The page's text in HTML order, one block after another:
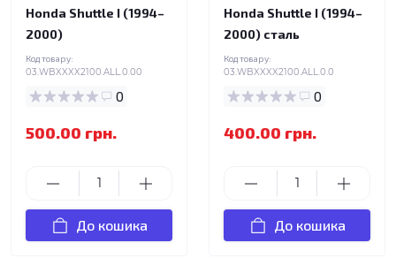
Honda Shuttle I (1994–
2000)
Код товару:
03.WBXXXX2100.ALL.0.00
0
500.00 грн.
До кошика
Honda Shuttle I (1994–
2000) сталь
Код товару:
03.WBXXXX2100.ALL.0.0
0
400.00 грн.
До кошика